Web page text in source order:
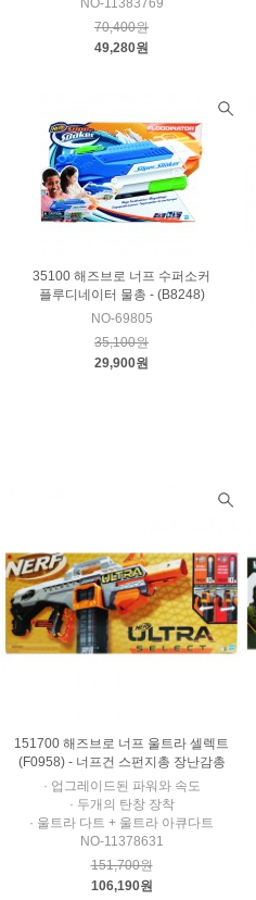
NO-11383769
70,400원
49,280원
35100 해즈브로 너프 수퍼소커
플루디네이터 물총 - (B8248)
NO-69805
35,100원
29,900원
151700 해즈브로 너프 울트라 셀렉트
(F0958) - 너프건 스펀지총 장난감총
· 업그레이드된 파워와 속도
· 두개의 탄창 장착
· 울트라 다트 + 울트라 아큐다트
NO-11378631
151,700원
106,190원